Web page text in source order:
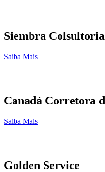
Siembra
Saiba Mais
Canadá Corretora
Saiba Mais
Golden Service